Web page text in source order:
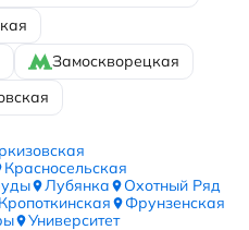
Замоскворецкая
Красносельская
Лубянка
Охотный Ряд
Кропоткинская
Фрунзенская
Университет